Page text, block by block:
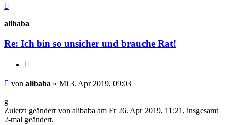
alibaba
Re: Ich bin so unsicher und brauche Rat!
Beitrag
von alibaba » Mi 3. Apr 2019, 09:03
g
Zuletzt geändert von alibaba am Fr 26. Apr 2019, 11:21, insgesamt
2-mal geändert.